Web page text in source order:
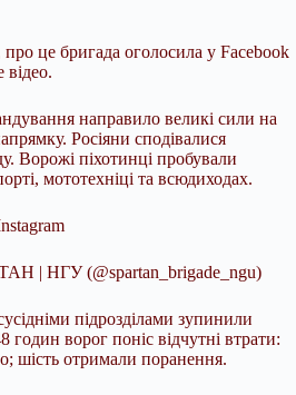
це бригада оголосила у Facebook
відео.
направило великі сили на
Росіяни сподівалися
Ворожі піхотинці пробували
мототехніці та всюдиходах.
| НГУ (@spartan_brigade_ngu)
підрозділами зупинили
годин ворог поніс відчутні втрати:
шість отримали поранення.